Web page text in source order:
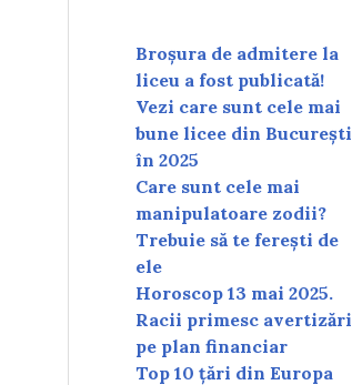
Broșura de admitere la
liceu a fost publicată!
Vezi care sunt cele mai
bune licee din București
în 2025
Care sunt cele mai
manipulatoare zodii?
Trebuie să te ferești de
ele
Horoscop 13 mai 2025.
Racii primesc avertizări
pe plan financiar
Top 10 țări din Europa